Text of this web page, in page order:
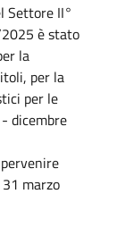
Settore II°
è stato
la
per la
per le
dicembre
marzo